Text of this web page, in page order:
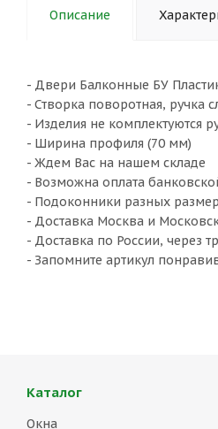
Описание
- Двери Балконные БУ
- Створка поворотная, ручка
- Изделия не комплектуются
- Ширина профиля (70 мм)
- Ждем Вас на нашем складе
- Возможна оплата
- Подоконники разных
- Доставка Москва и
- Доставка по России, через
- Запомните артикул
Каталог
Окна